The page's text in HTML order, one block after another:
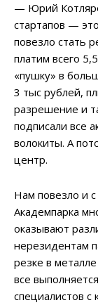
— Юрий
стартапов —
повезло стать
платим всего
«пушку» в
3 тыс рублей,
разрешение и
подписали все
волокиты. А
центр.
Нам повезло и
Академпарка
оказывают
нерезидентам
резке в
все
специалистов